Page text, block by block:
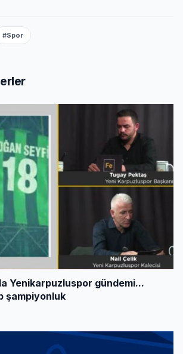
#Spor
Yenikarpuzluspor gündemi...
şampiyonluk